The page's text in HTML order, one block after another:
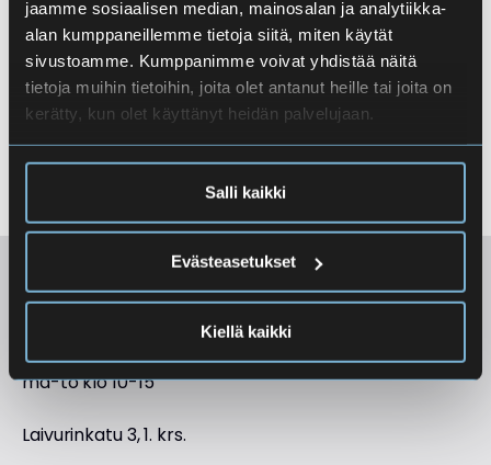
jaamme sosiaalisen median, mainosalan ja analytiikka-
alan kumppaneillemme tietoja siitä, miten käytät
sivustoamme. Kumppanimme voivat yhdistää näitä
tietoja muihin tietoihin, joita olet antanut heille tai joita on
kerätty, kun olet käyttänyt heidän palvelujaan.
Salli kaikki
Evästeasetukset
Kiellä kaikki
Ylioppilaskirjoituksiin liittyvä
neuvonta
Opintojen maksuttomuus
Kirjalainaamo
Kirjalainaamo
ma-to klo 10-15
Laivurinkatu 3, 1. krs.